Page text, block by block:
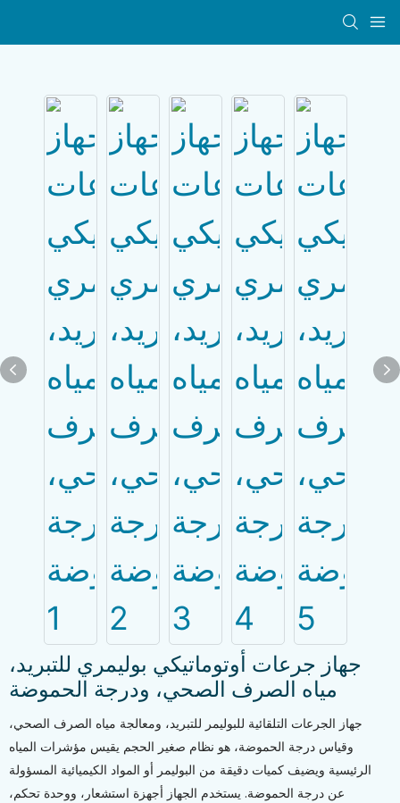
جهاز جرعات أوتوماتيكي بوليمري للتبريد،
مياه الصرف الصحي، ودرجة الحموضة
جهاز الجرعات التلقائية للبوليمر للتبريد، ومعالجة مياه الصرف الصحي،
وقياس درجة الحموضة، هو نظام صغير الحجم يقيس مؤشرات المياه
الرئيسية ويضيف كميات دقيقة من البوليمر أو المواد الكيميائية المسؤولة
عن درجة الحموضة. يستخدم الجهاز أجهزة استشعار، ووحدة تحكم،